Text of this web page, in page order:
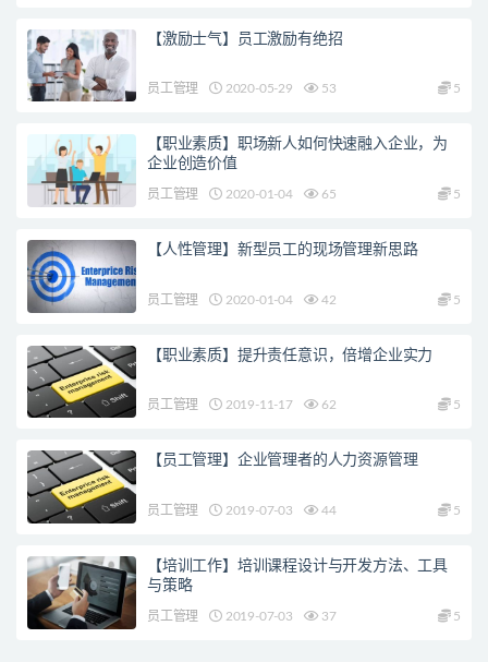
【激励士气】员工激励有绝招
员工管理 2020-05-29 53 5
【职业素质】职场新人如何快速融入企业，为
企业创造价值
员工管理 2020-01-04 65 5
【人性管理】新型员工的现场管理新思路
员工管理 2020-01-04 42 5
【职业素质】提升责任意识，倍增企业实力
员工管理 2019-11-17 62 5
【员工管理】企业管理者的人力资源管理
员工管理 2019-07-03 44 5
【培训工作】培训课程设计与开发方法、工具
与策略
员工管理 2019-07-03 37 5